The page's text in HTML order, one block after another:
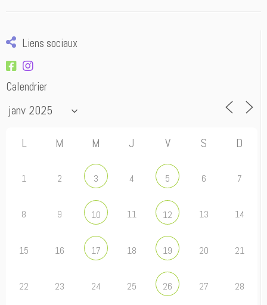
Liens sociaux
Calendrier
L M M J V S D
1 2 3 4 5 6 7
8 9 10 11 12 13 14
15 16 17 18 19 20 21
22 23 24 25 26 27 28